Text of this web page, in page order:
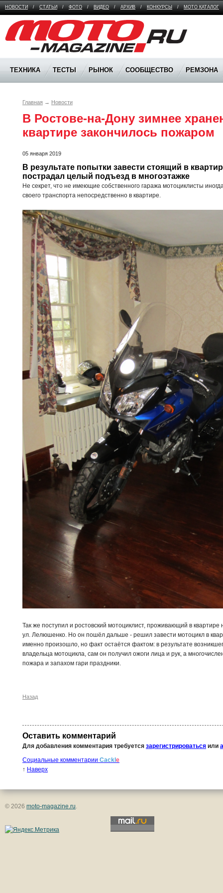
НОВОСТИ / СТАТЬИ / ФОТО / ВИДЕО / АРХИВ / КОНКУРСЫ / МОТО КАТАЛОГ
Moto Magazine
ТЕХНИКА ТЕСТЫ РЫНОК СООБЩЕСТВО РЕМЗОНА
Главная → Новости
В Ростове-на-Дону зимнее
квартире закончилось пожаром
05 января 2019
В результате попытки завести стоящий в
пострадал целый подъезд в многоэтажке
Не секрет, что не имеющие собственного гаража мотоциклисты
своего транспорта непосредственно в квартире.
Так же поступил и ростовский мотоциклист, проживающий в
ул. Лелюшенко. Но он пошёл дальше - решил завести мотоцикл в
именно произошло, но факт остаётся фактом: в результате
владельца мотоцикла, сам он получил ожоги лица и рук, а
пожара и запахом гари праздники.
Назад
Оставить комментарий
Для добавления комментария требуется зарегистрироваться или
Социальные комментарии Cackl e
↑ Наверх
© 2026 moto-magazine.ru.